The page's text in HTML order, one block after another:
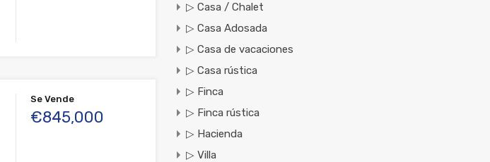
Se Vende
€845,000
▷ Casa / Chalet
▷ Casa Adosada
▷ Casa de vacaciones
▷ Casa rústica
▷ Finca
▷ Finca rústica
▷ Hacienda
▷ Villa